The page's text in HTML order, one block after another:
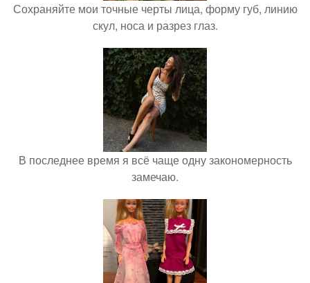
Сохраняйте мои точные черты лица, форму губ, линию
скул, носа и разрез глаз.
В последнее время я всё чаще одну закономерность
замечаю.